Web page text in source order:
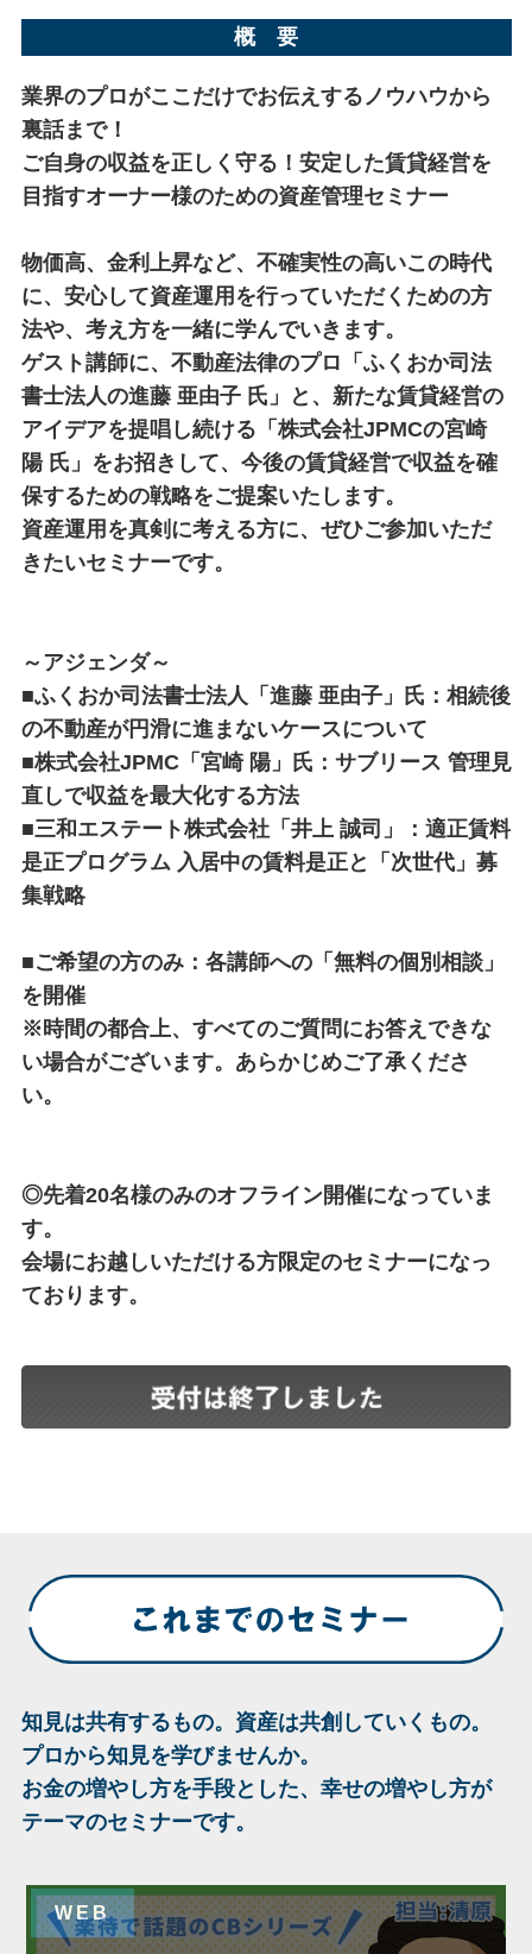
概 要
業界のプロがここだけでお伝えするノウハウから
裏話まで！
ご自身の収益を正しく守る！安定した賃貸経営を
目指すオーナー様のための資産管理セミナー
物価高、金利上昇など、不確実性の高いこの時代
に、安心して資産運用を行っていただくための方
法や、考え方を一緒に学んでいきます。
ゲスト講師に、不動産法律のプロ「ふくおか司法
書士法人の進藤 亜由子 氏」と、新たな賃貸経営の
アイデアを提唱し続ける「株式会社JPMCの宮崎
陽 氏」をお招きして、今後の賃貸経営で収益を確
保するための戦略をご提案いたします。
資産運用を真剣に考える方に、ぜひご参加いただ
きたいセミナーです。
～アジェンダ～
■ふくおか司法書士法人「進藤 亜由子」氏：相続後
の不動産が円滑に進まないケースについて
■株式会社JPMC「宮崎 陽」氏：サブリース 管理見
直しで収益を最大化する方法
■三和エステート株式会社「井上 誠司」：適正賃料
是正プログラム 入居中の賃料是正と「次世代」募
集戦略
■ご希望の方のみ：各講師への「無料の個別相談」
を開催
※時間の都合上、すべてのご質問にお答えできな
い場合がございます。あらかじめご了承くださ
い。
◎先着20名様のみのオフライン開催になっていま
す。
会場にお越しいただける方限定のセミナーになっ
ております。
知見は共有するもの。資産は共創していくもの。
プロから知見を学びませんか。
お金の増やし方を手段とした、幸せの増やし方が
テーマのセミナーです。
WEB